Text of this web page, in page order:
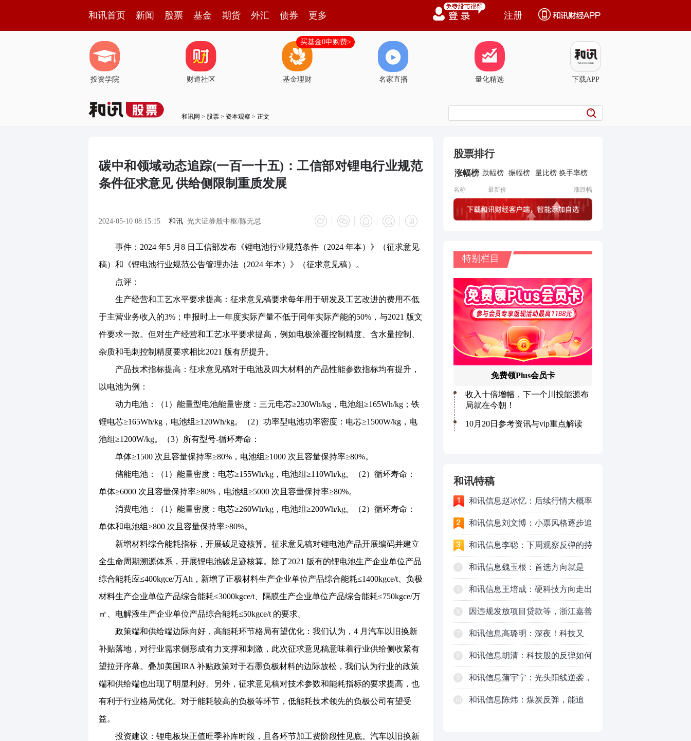
和讯首页 新闻 股票 基金 期货 外汇 债券 更多 注册
投资学院 财道社区 基金理财
买基金0申购费>
名家直播 量化精选 下载APP
和讯网 > 股票 > 资本观察 > 正文
碳中和领域动态追踪(一百一十五)：工信部对锂电行业规范
条件征求意见 供给侧限制重质发展
2024-05-10 08:15:15 和讯 光大证券殷中枢/陈无忌
事件：2024 年5 月8 日工信部发布《锂电池行业规范条件（2024 年本）》（征求意见
稿）和《锂电池行业规范公告管理办法（2024 年本）》（征求意见稿）。
点评：
生产经营和工艺水平要求提高：征求意见稿要求每年用于研发及工艺改进的费用不低
于主营业务收入的3%；申报时上一年度实际产量不低于同年实际产能的50%，与2021 版文
件要求一致。但对生产经营和工艺水平要求提高，例如电极涂覆控制精度、含水量控制、
杂质和毛刺控制精度要求相比2021 版有所提升。
产品技术指标提高：征求意见稿对于电池及四大材料的产品性能参数指标均有提升，
以电池为例：
动力电池：（1）能量型电池能量密度：三元电芯≥230Wh/kg，电池组≥165Wh/kg；铁
锂电芯≥165Wh/kg，电池组≥120Wh/kg。（2）功率型电池功率密度：电芯≥1500W/kg，电
池组≥1200W/kg。（3）所有型号-循环寿命：
单体≥1500 次且容量保持率≥80%，电池组≥1000 次且容量保持率≥80%。
储能电池：（1）能量密度：电芯≥155Wh/kg，电池组≥110Wh/kg。（2）循环寿命：
单体≥6000 次且容量保持率≥80%，电池组≥5000 次且容量保持率≥80%。
消费电池：（1）能量密度：电芯≥260Wh/kg，电池组≥200Wh/kg。（2）循环寿命：
单体和电池组≥800 次且容量保持率≥80%。
新增材料综合能耗指标，开展碳足迹核算。征求意见稿对锂电池产品开展编码并建立
全生命周期溯源体系，开展锂电池碳足迹核算。除了2021 版有的锂电池生产企业单位产品
综合能耗应≤400kgce/万Ah，新增了正极材料生产企业单位产品综合能耗≤1400kgce/t、负极
材料生产企业单位产品综合能耗≤3000kgce/t、隔膜生产企业单位产品综合能耗≤750kgce/万
㎡、电解液生产企业单位产品综合能耗≤50kgce/t 的要求。
政策端和供给端边际向好，高能耗环节格局有望优化：我们认为，4 月汽车以旧换新
补贴落地，对行业需求侧形成有力支撑和刺激，此次征求意见稿意味着行业供给侧收紧有
望拉开序幕。叠加美国IRA 补贴政策对于石墨负极材料的边际放松，我们认为行业的政策
端和供给端也出现了明显利好。另外，征求意见稿对技术参数和能耗指标的要求提高，也
有利于行业格局优化。对于能耗较高的负极等环节，低能耗技术领先的负极公司有望受
益。
投资建议：锂电板块正值旺季补库时段，且各环节加工费阶段性见底。汽车以旧换新
股票排行
涨幅榜 跌幅榜 振幅榜 量比榜 换手率榜
名称 最新价 涨跌幅
和讯特稿
和讯信息赵冰忆：后续行情大概率
会以高频震荡作为主要运行形式
和讯信息刘文博：小票风格逐步追
上了大票上涨节奏
和讯信息李聪：下周观察反弹的持
续时长、最终反弹高度
4 和讯信息魏玉根：首选方向就是
PCB
5 和讯信息王培成：硬科技方向走出
了一波力度较强的反弹
因违规发放项目贷款等，浙江嘉善
农村商业银行股份有限公司被罚款
230万元
7 和讯信息高璐明：深夜！科技又
跌！今天会跌吗？
和讯信息胡清：科技股的反弹如何
对待？
9 和讯信息蒲宇宁：光头阳线逆袭，
新主线已浮现？周五大盘怎么走？
和讯信息陈炜：煤炭反弹，能追